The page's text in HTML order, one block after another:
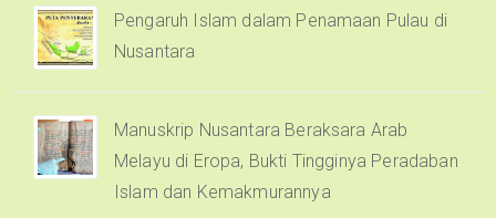
Pengaruh Islam dalam Penamaan Pulau di
Nusantara
Manuskrip Nusantara Beraksara Arab
Melayu di Eropa, Bukti Tingginya Peradaban
Islam dan Kemakmurannya